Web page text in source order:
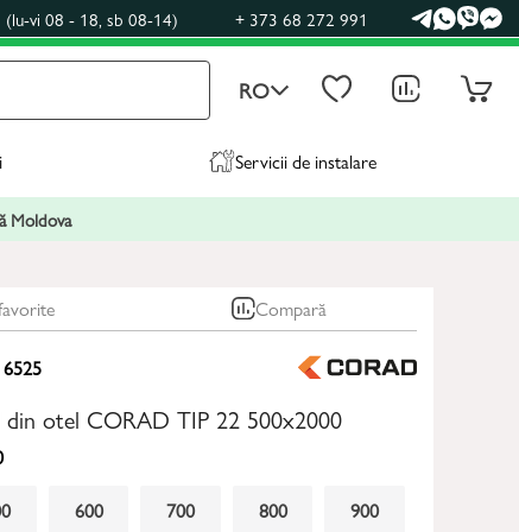
(lu-vi 08 - 18, sb 08-14) + 373 68 272 991
RO
Servicii de instalare
Moldova
Compară
6525
din otel CORAD TIP 22 500x2000
600 700 800
900